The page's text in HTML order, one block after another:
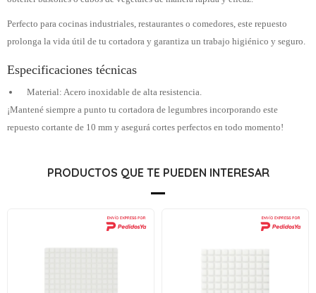
Perfecto para cocinas industriales, restaurantes o comedores, este repuesto
prolonga la vida útil de tu cortadora y garantiza un trabajo higiénico y seguro.
Especificaciones técnicas
Material: Acero inoxidable de alta resistencia.
¡Mantené siempre a punto tu cortadora de legumbres incorporando este
repuesto cortante de 10 mm y asegurá cortes perfectos en todo momento!
PRODUCTOS QUE TE PUEDEN INTERESAR